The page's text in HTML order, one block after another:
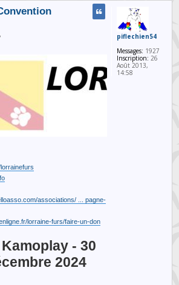
associations/ ... pagne-
lorraine-furs/faire-un-don
- 30
2024
piflechien54
Messages: 1927
Inscription: 26
Août 2013,
14:58